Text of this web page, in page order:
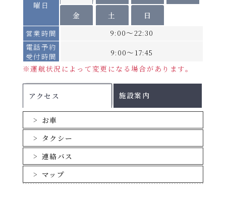
個室の相部屋はございません。
乗用車航送運賃はこちら（1台あたり・運転
手のツーリストBまたはA運賃を含む）
手荷物運賃(1つあたり)
割引についてはこちら
曜日
営業時間
電話予約
受付時間
金 土
日
9:00～22:30
9:00～17:45
※運航状況によって変更になる場合があります。
アクセス
お車
タクシー
連絡バス
マップ
施設案内